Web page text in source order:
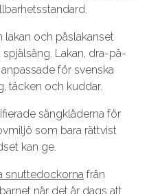
och påslakanset
Lakan, dra-på-
för svenska
täcken och kuddar.
sängkläderna för
som bara rättvist
kan ge.
snuttedockorna från
när det är dags att